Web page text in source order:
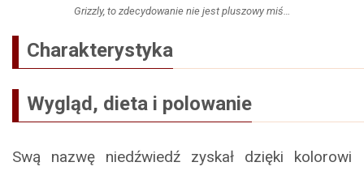
Grizzly, to zdecydowanie nie jest pluszowy miś…
Charakterystyka
Wygląd, dieta i polowanie
Swą nazwę niedźwiedź zyskał dzięki kolorowi